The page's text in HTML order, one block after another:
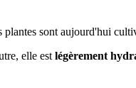
sont aujourd'hui
elle est légèrement